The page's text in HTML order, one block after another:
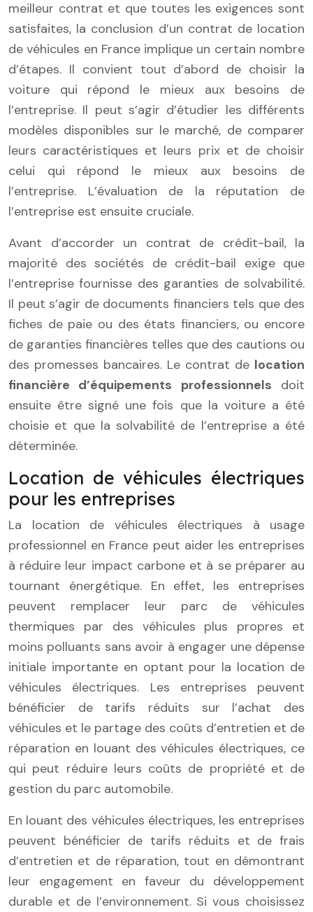
meilleur contrat et que toutes les exigences sont
satisfaites, la conclusion d’un contrat de location
de véhicules en France implique un certain nombre
d’étapes. Il convient tout d’abord de choisir la
voiture qui répond le mieux aux besoins de
l’entreprise. Il peut s’agir d’étudier les différents
modèles disponibles sur le marché, de comparer
leurs caractéristiques et leurs prix et de choisir
celui qui répond le mieux aux besoins de
l’entreprise. L’évaluation de la réputation de
l’entreprise est ensuite cruciale.
Avant d’accorder un contrat de crédit-bail, la
majorité des sociétés de crédit-bail exige que
l’entreprise fournisse des garanties de solvabilité.
Il peut s’agir de documents financiers tels que des
fiches de paie ou des états financiers, ou encore
de garanties financières telles que des cautions ou
des promesses bancaires. Le contrat de location
financière d’équipements professionnels doit
ensuite être signé une fois que la voiture a été
choisie et que la solvabilité de l’entreprise a été
déterminée.
Location de véhicules électriques
pour les entreprises
La location de véhicules électriques à usage
professionnel en France peut aider les entreprises
à réduire leur impact carbone et à se préparer au
tournant énergétique. En effet, les entreprises
peuvent remplacer leur parc de véhicules
thermiques par des véhicules plus propres et
moins polluants sans avoir à engager une dépense
initiale importante en optant pour la location de
véhicules électriques. Les entreprises peuvent
bénéficier de tarifs réduits sur l’achat des
véhicules et le partage des coûts d’entretien et de
réparation en louant des véhicules électriques, ce
qui peut réduire leurs coûts de propriété et de
gestion du parc automobile.
En louant des véhicules électriques, les entreprises
peuvent bénéficier de tarifs réduits et de frais
d’entretien et de réparation, tout en démontrant
leur engagement en faveur du développement
durable et de l’environnement. Si vous choisissez